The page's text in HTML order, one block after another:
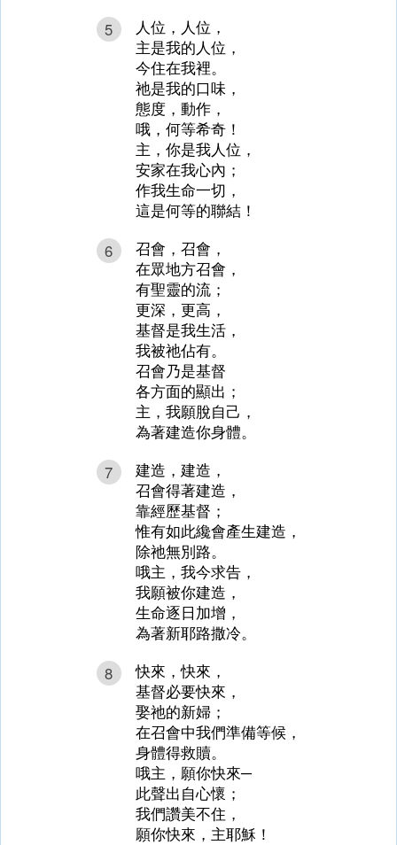
5
人位，人位，
主是我的人位，
今住在我裡。
祂是我的口味，
態度，動作，
哦，何等希奇！
主，你是我人位，
安家在我心內；
作我生命一切，
這是何等的聯結！
6
召會，召會，
在眾地方召會，
有聖靈的流；
更深，更高，
基督是我生活，
我被祂佔有。
召會乃是基督
各方面的顯出；
主，我願脫自己，
為著建造你身體。
7
建造，建造，
召會得著建造，
靠經歷基督；
惟有如此纔會產生建造，
除祂無別路。
哦主，我今求告，
我願被你建造，
生命逐日加增，
為著新耶路撒冷。
8
快來，快來，
基督必要快來，
娶祂的新婦；
在召會中我們準備等候，
身體得救贖。
哦主，願你快來─
此聲出自心懷；
我們讚美不住，
願你快來，主耶穌！